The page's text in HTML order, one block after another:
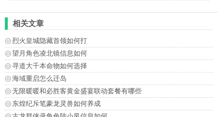
相关文章
烈火皇城隐藏首领如何打
望月角色凌北镜信息如何
寻道大千本命物如何选择
海域重启怎么迁岛
无限暖暖和必胜客黄金盛宴联动套餐有哪些
东煌纪斥笔豪龙灵兽如何养成